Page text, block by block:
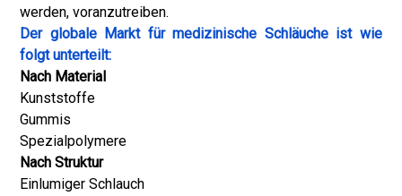
werden, voranzutreiben.
Der globale Markt für medizinische Schläuche ist wie
folgt unterteilt:
Nach Material
Kunststoffe
Gummis
Spezialpolymere
Nach Struktur
Einlumiger Schlauch